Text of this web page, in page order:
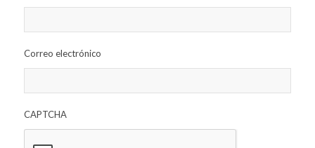
Correo electrónico
CAPTCHA